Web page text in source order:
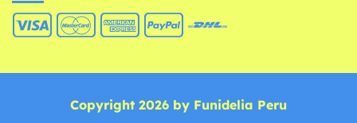
Copyright 2026 by Funidelia Peru